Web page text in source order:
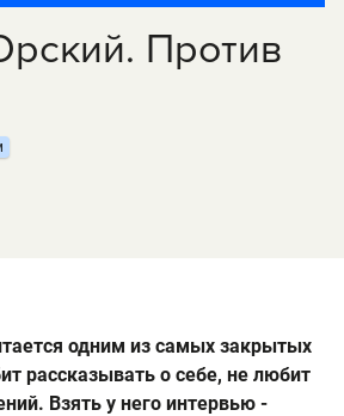
Против
одним из самых закрытых
рассказывать о себе, не любит
Взять у него интервью -